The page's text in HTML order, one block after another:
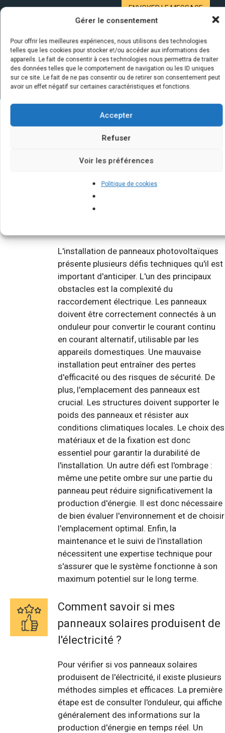
Gérer le consentement
Pour offrir les meilleures expériences, nous utilisons des technologies
telles que les cookies pour stocker et/ou accéder aux informations des
appareils. Le fait de consentir à ces technologies nous permettra de traiter
des données telles que le comportement de navigation ou les ID uniques
sur ce site. Le fait de ne pas consentir ou de retirer son consentement peut
avoir un effet négatif sur certaines caractéristiques et fonctions.
Accepter
Refuser
Voir les préférences
Politique de cookies
Quelques infos sur nos centrales
Quels défis techniques peut-on
rencontrer lors de l'installation
L'installation de panneaux photovoltaïques
présente plusieurs défis techniques qu'il est
important d'anticiper. L'un des principaux
obstacles est la complexité du
raccordement électrique. Les panneaux
doivent être correctement connectés à un
onduleur pour convertir le courant continu
en courant alternatif, utilisable par les
appareils domestiques. Une mauvaise
installation peut entraîner des pertes
d'efficacité ou des risques de sécurité. De
plus, l'emplacement des panneaux est
crucial. Les structures doivent supporter le
poids des panneaux et résister aux
conditions climatiques locales. Le choix des
matériaux et de la fixation est donc
essentiel pour garantir la durabilité de
l'installation. Un autre défi est l'ombrage :
même une petite ombre sur une partie du
panneau peut réduire significativement la
production d'énergie. Il est donc nécessaire
de bien évaluer l'environnement et de choisir
l'emplacement optimal. Enfin, la
maintenance et le suivi de l'installation
nécessitent une expertise technique pour
s'assurer que le système fonctionne à son
maximum potentiel sur le long terme.
Comment savoir si mes
panneaux solaires produisent de
l'électricité ?
Pour vérifier si vos panneaux solaires
produisent de l'électricité, il existe plusieurs
méthodes simples et efficaces. La première
étape est de consulter l'onduleur, qui affiche
généralement des informations sur la
production d'énergie en temps réel. Un